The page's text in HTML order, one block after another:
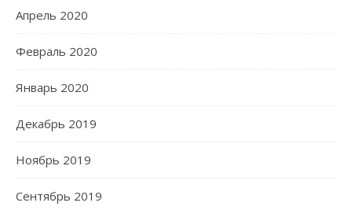
Апрель 2020
Февраль 2020
Январь 2020
Декабрь 2019
Ноябрь 2019
Сентябрь 2019